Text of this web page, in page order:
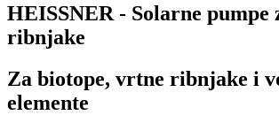
HEISSNER - Solarne pumpe
ribnjake
Za biotope, vrtne ribnjake i
elemente